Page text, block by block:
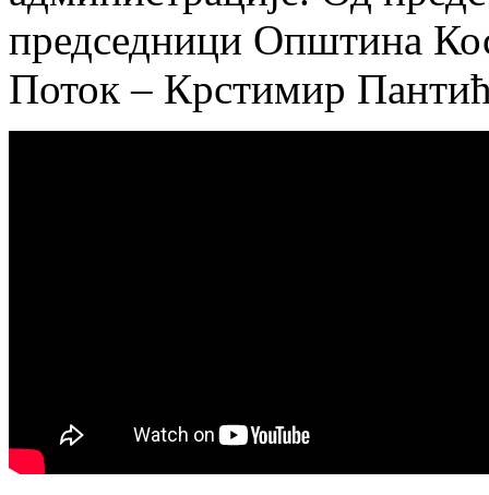
председници Општина
Поток – Крстимир